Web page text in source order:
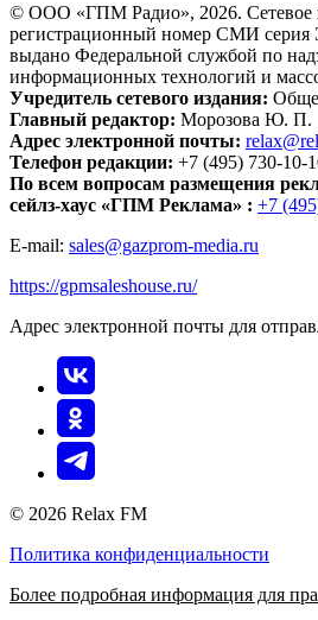
© ООО «ГПМ Радио», 2026. Сетевое
регистрационный номер СМИ серия
выдано Федеральной службой по
информационных технологий и
Учредитель сетевого издания:
Главный редактор: Морозова Ю. П.
Адрес электронной почты:
Телефон редакции: +7 (495) 730-10-
По всем вопросам размещения
сейлз-хаус «ГПМ Реклама» : +7
E-mail: sales@gazprom-media.ru
https://gpmsaleshouse.ru/
Адрес электронной почты для
© 2026 Relax FM
Политика конфиденциальности
Более подробная информация для